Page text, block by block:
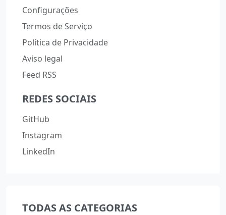
Configurações
Termos de Serviço
Política de Privacidade
Aviso legal
Feed RSS
REDES SOCIAIS
GitHub
Instagram
LinkedIn
TODAS AS CATEGORIAS